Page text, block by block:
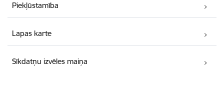
Piekļūstamība
Lapas karte
Sīkdatņu izvēles maiņa